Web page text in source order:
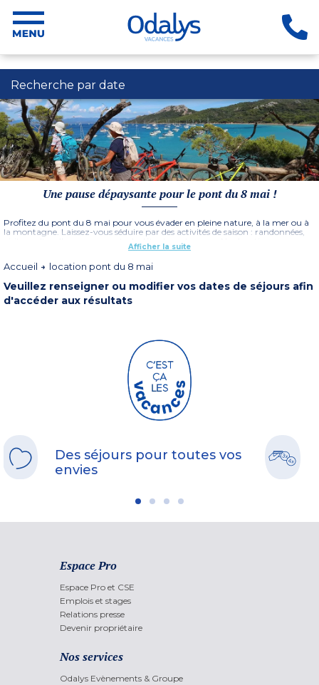
Recherche par date
Une pause dépaysante pour le pont du 8 mai !
Profitez du pont du 8 mai pour vous évader en pleine nature, à la mer ou à
la montagne. Laissez-vous séduire par des activités de saison : randonnées,
visites culturelles ou moments de détente en terrasse. Nos locations vacances
confortables et bien situées vous assurent un séjour réussi et des souvenirs
En famille, en couple ou entre amis, réservez votre location pour le pont du
Afficher la suite
Accueil location pont du 8 mai
Veuillez renseigner ou modifier vos dates de séjours afin
d'accéder aux résultats
Des séjours pour toutes vos
envies
Espace Pro
Espace Pro et CSE
Emplois et stages
Relations presse
Devenir propriétaire
Nos services
Odalys Evènements & Groupe